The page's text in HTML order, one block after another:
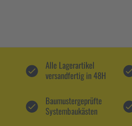
Alle Lagerartikel
versandfertig in 48H
Baumustergeprüfte
Systembaukästen